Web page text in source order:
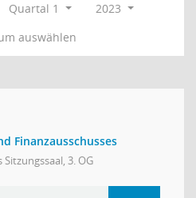
Quartal 1
2023
auswählen
Finanzausschusses
Sitzungssaal, 3. OG